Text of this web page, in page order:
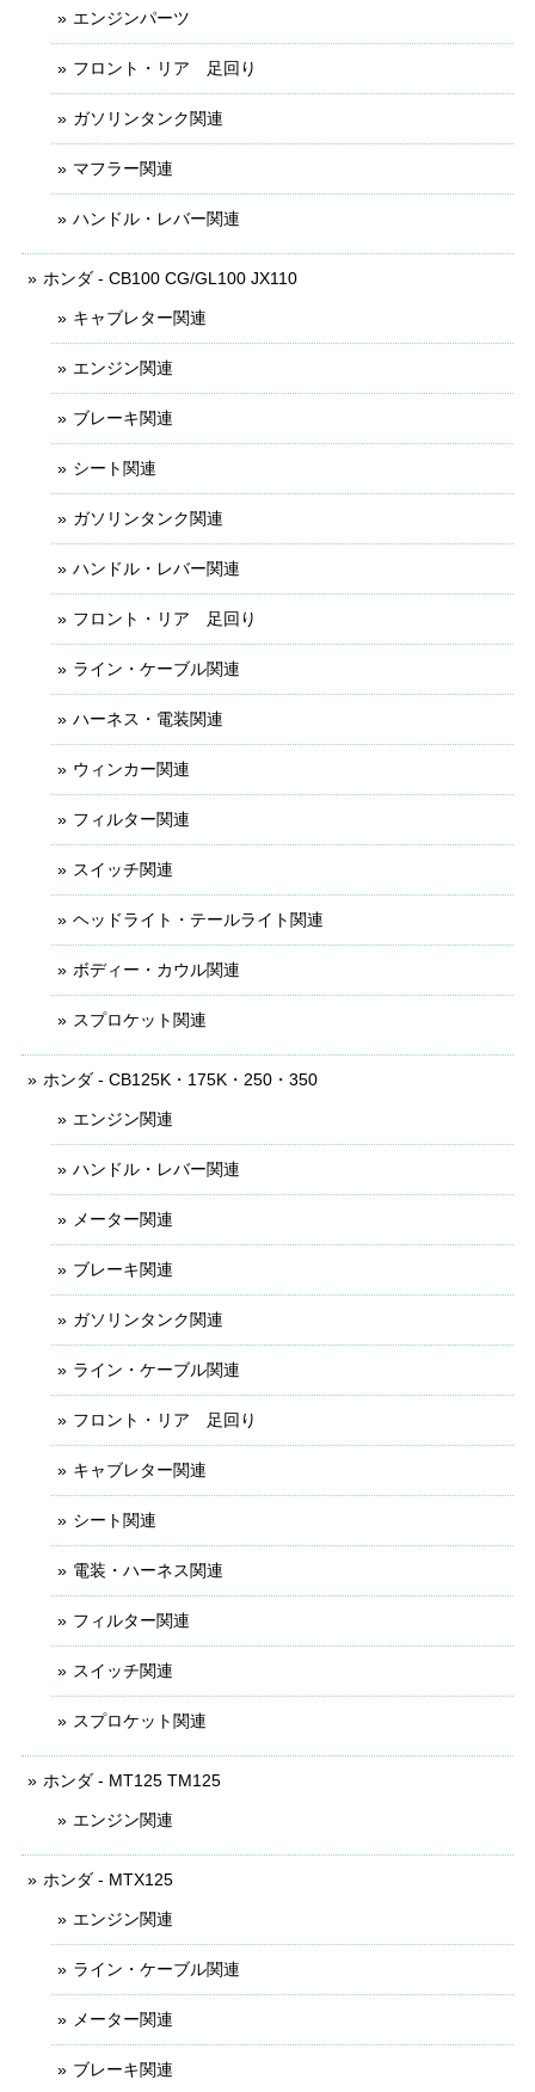
エンジンパーツ
フロント・リア 足回り
ガソリンタンク関連
マフラー関連
ハンドル・レバー関連
ホンダ - CB100 CG/GL100 JX110
キャブレター関連
エンジン関連
ブレーキ関連
シート関連
ガソリンタンク関連
ハンドル・レバー関連
フロント・リア 足回り
ライン・ケーブル関連
ハーネス・電装関連
ウィンカー関連
フィルター関連
スイッチ関連
ヘッドライト・テールライト関連
ボディー・カウル関連
スプロケット関連
ホンダ - CB125K・175K・250・350
エンジン関連
ハンドル・レバー関連
メーター関連
ブレーキ関連
ガソリンタンク関連
ライン・ケーブル関連
フロント・リア 足回り
キャブレター関連
シート関連
電装・ハーネス関連
フィルター関連
スイッチ関連
スプロケット関連
ホンダ - MT125 TM125
エンジン関連
ホンダ - MTX125
エンジン関連
ライン・ケーブル関連
メーター関連
ブレーキ関連